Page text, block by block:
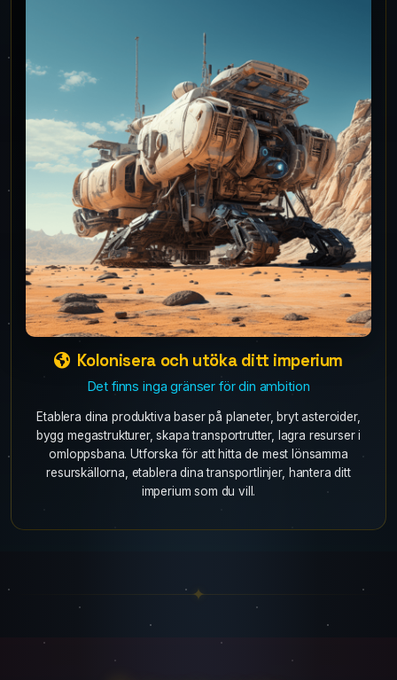
Taktisk strid
Det handlar inte bara om kvantitet
Försvara dina transporter eller plundra andra spelares rutter,
fånga upp flottor under transport, raidera planeter och ingrip i
pågående strider för att ta bytet. Olika skeppsstorlekar som du
kan tilldela de funktioner du önskar. Till exempel kan du ha
eskortjaktplan, förstöra fiendetransporter eller bilda
inte bara om rå styrka; du kan titta på den hur många gånger